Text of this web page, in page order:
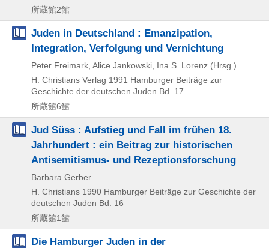
所蔵館2館
Juden in Deutschland : Emanzipation,
Integration, Verfolgung und Vernichtung
Peter Freimark, Alice Jankowski, Ina S. Lorenz (Hrsg.)
H. Christians Verlag 1991 Hamburger Beiträge zur
Geschichte der deutschen Juden Bd. 17
所蔵館6館
Jud Süss : Aufstieg und Fall im frühen 18.
Jahrhundert : ein Beitrag zur historischen
Antisemitismus- und Rezeptionsforschung
Barbara Gerber
H. Christians 1990 Hamburger Beiträge zur Geschichte der
deutschen Juden Bd. 16
所蔵館1館
Die Hamburger Juden in der